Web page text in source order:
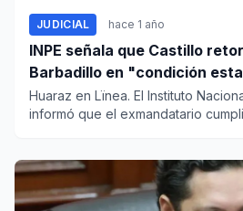
JUDICIAL hace 1 año
INPE señala que Castillo
Barbadillo en "condición
médica
Huaraz en Lïnea. El Instituto
informó que el exmandatario